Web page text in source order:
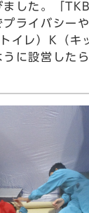
ました。「
ライバシー
イレ）K（キ
に設営した